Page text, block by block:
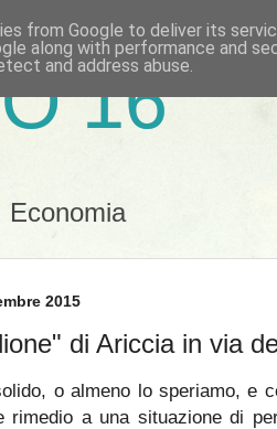
16
Economia
2015
di Ariccia in via
o almeno lo speriamo, e
rimedio a una situazione di
from Google to deliver its
along with performance and
and address abuse.